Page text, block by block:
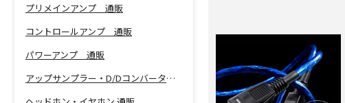
プリメインアンプ 通販
コントロールアンプ 通販
パワーアンプ 通販
アップサンプラー・D/Dコンバーター 通販